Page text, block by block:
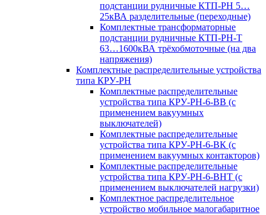
подстанции рудничные КТП-РН 5…
25кВА разделительные (переходные)
Комплектные трансформаторные
подстанции рудничные КТП-РН-Т
63…1600кВА трёхобмоточные (на два
напряжения)
Комплектные распределительные устройства
типа КРУ-РН
Комплектные распределительные
устройства типа КРУ-РН-6-ВВ (с
применением вакуумных
выключателей)
Комплектные распределительные
устройства типа КРУ-РН-6-ВК (с
применением вакуумных контакторов)
Комплектные распределительные
устройства типа КРУ-РН-6-ВНТ (с
применением выключателей нагрузки)
Комплектное распределительное
устройство мобильное малогабаритное